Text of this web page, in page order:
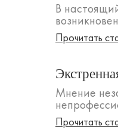
В
Прочитать
Мнение
Прочитать